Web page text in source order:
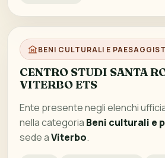
BENI CULTURALI E
CENTRO STUDI SANTA
VITERBO ETS
Ente presente negli elenchi
nella categoria Beni culturali e
sede aViterbo.